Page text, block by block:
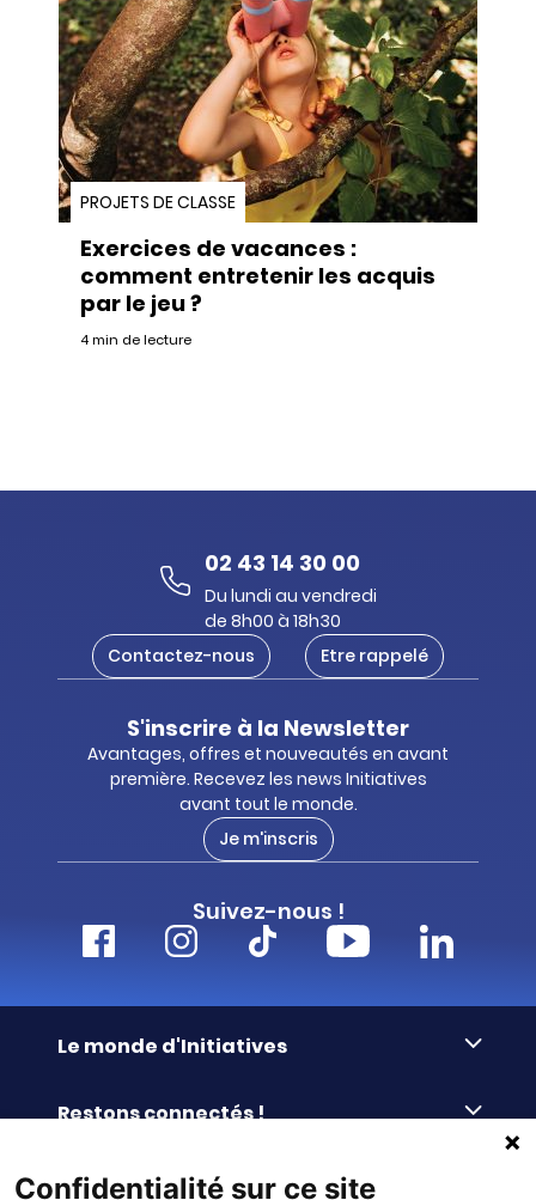
PROJETS DE CLASSE
Exercices de vacances :
comment entretenir les acquis
par le jeu ?
4 min de lecture
02 43 14 30 00
Du lundi au vendredi
de 8h00 à 18h30
Contactez-nous
Etre rappelé
S'inscrire à la Newsletter
Avantages, offres et nouveautés en avant
première. Recevez les news Initiatives
avant tout le monde.
Je m'inscris
Suivez-nous !
Le monde d'Initiatives
Restons connectés !
Commander facilement
Confidentialité sur ce site